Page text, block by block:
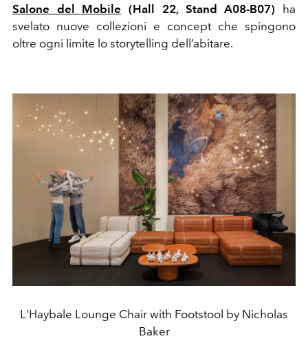
Salone del Mobile (Hall 22, Stand A08-B07) ha
svelato nuove collezioni e concept che spingono
oltre ogni limite lo storytelling dell’abitare.
L'Haybale Lounge Chair with Footstool by Nicholas
Baker